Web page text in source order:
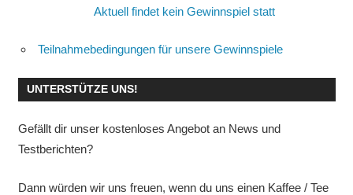
Aktuell findet kein Gewinnspiel statt
Teilnahmebedingungen für unsere Gewinnspiele
UNTERSTÜTZE UNS!
Gefällt dir unser kostenloses Angebot an News und
Testberichten?
Dann würden wir uns freuen, wenn du uns einen Kaffee / Tee